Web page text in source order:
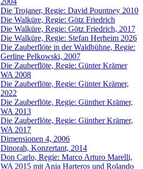
Die Trojaner, Regie: David Pountney 2010
Die Walküre, Regie: Götz Friedrich
Die Walküre, Regie: Götz Friedrich, 2017
Die Walküre, Regie: Stefan Herheim 2026
Die Zauberflöte in der Waldbühne, Regie:
Gerline Pelkowski, 2007
Die Zauberflöte, Regie: Günter Krämer
WA 2008
Die Zauberflöte, Regie: Günter Krämer,
2022
Die Zauberflöte, Regie: Günther Krämer,
WA 2013
Die Zauberflöte, Regie: Günther Krämer,
WA 2017
Dimensionen 4, 2006
Dinorah, Konzertant, 2014
Don Carlo, Regie: Marco Arturo Marelli,
WA 2015 mit Anja Harteros und Rolando